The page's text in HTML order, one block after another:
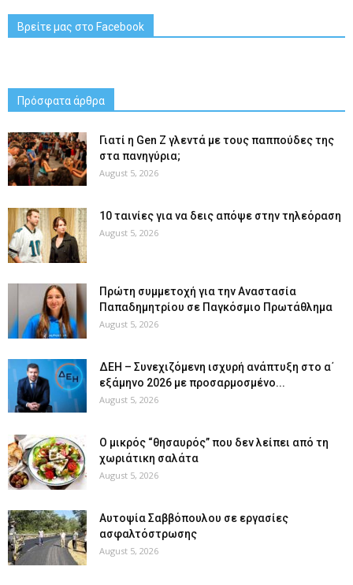
Βρείτε μας στο Facebook
Πρόσφατα άρθρα
Γιατί η Gen Z γλεντά με τους παππούδες της
στα πανηγύρια;
August 5, 2026
10 ταινίες για να δεις απόψε στην τηλεόραση
August 5, 2026
Πρώτη συμμετοχή για την Αναστασία
Παπαδημητρίου σε Παγκόσμιο Πρωτάθλημα
August 5, 2026
ΔΕΗ – Συνεχιζόμενη ισχυρή ανάπτυξη στο α΄
εξάμηνο 2026 με προσαρμοσμένο...
August 5, 2026
O μικρός “θησαυρός” που δεν λείπει από τη
χωριάτικη σαλάτα
August 5, 2026
Αυτοψία Σαββόπουλου σε εργασίες
ασφαλτόστρωσης
August 5, 2026